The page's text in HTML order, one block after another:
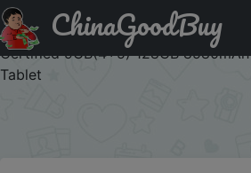
Промокод на знижку T30SE40
T30SE Tablet Android 14 T606 Octa
Certified 9GB(4+5) 128GB
Tablet
ChinaGoodBuy